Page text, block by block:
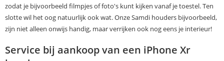
zodat je bijvoorbeeld filmpjes of foto's kunt kijken vanaf je toestel. Ten
slotte wil het oog natuurlijk ook wat. Onze Samdi houders bijvoorbeeld,
zijn niet alleen onwijs handig, maar verrijken ook nog eens je interieur!
Service bij aankoop van een iPhone Xr